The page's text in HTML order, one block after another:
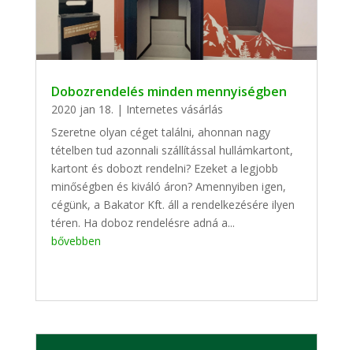
Dobozrendelés minden mennyiségben
2020 jan 18. | Internetes vásárlás
Szeretne olyan céget találni, ahonnan nagy
tételben tud azonnali szállítással hullámkartont,
kartont és dobozt rendelni? Ezeket a legjobb
minőségben és kiváló áron? Amennyiben igen,
cégünk, a Bakator Kft. áll a rendelkezésére ilyen
téren. Ha doboz rendelésre adná a...
bővebben